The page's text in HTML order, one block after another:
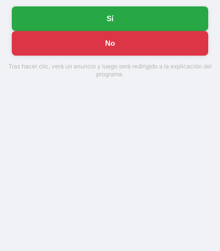
Sí
No
Tras hacer clic, verá un anuncio y luego será redirigido a la explicación del
programa.